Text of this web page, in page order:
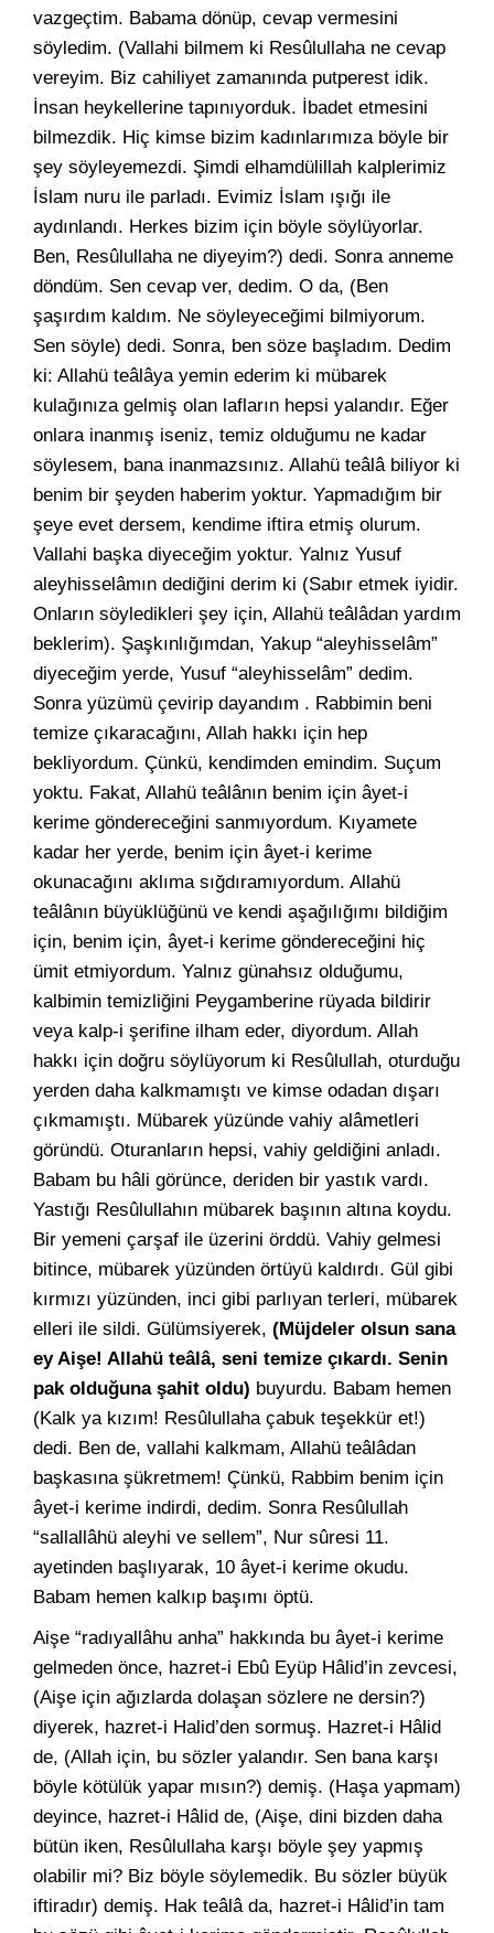
vazgeçtim. Babama dönüp, cevap vermesini
söyledim. (Vallahi bilmem ki Resûlullaha ne cevap
vereyim. Biz cahiliyet zamanında putperest idik.
İnsan heykellerine tapınıyorduk. İbadet etmesini
bilmezdik. Hiç kimse bizim kadınlarımıza böyle bir
şey söyleyemezdi. Şimdi elhamdülillah kalplerimiz
İslam nuru ile parladı. Evimiz İslam ışığı ile
aydınlandı. Herkes bizim için böyle söylüyorlar.
Ben, Resûlullaha ne diyeyim?) dedi. Sonra anneme
döndüm. Sen cevap ver, dedim. O da, (Ben
şaşırdım kaldım. Ne söyleyeceğimi bilmiyorum.
Sen söyle) dedi. Sonra, ben söze başladım. Dedim
ki: Allahü teâlâya yemin ederim ki mübarek
kulağınıza gelmiş olan lafların hepsi yalandır. Eğer
onlara inanmış iseniz, temiz olduğumu ne kadar
söylesem, bana inanmazsınız. Allahü teâlâ biliyor ki
benim bir şeyden haberim yoktur. Yapmadığım bir
şeye evet dersem, kendime iftira etmiş olurum.
Vallahi başka diyeceğim yoktur. Yalnız Yusuf
aleyhisselâmın dediğini derim ki (Sabır etmek iyidir.
Onların söyledikleri şey için, Allahü teâlâdan yardım
beklerim). Şaşkınlığımdan, Yakup “aleyhisselâm”
diyeceğim yerde, Yusuf “aleyhisselâm” dedim.
Sonra yüzümü çevirip dayandım . Rabbimin beni
temize çıkaracağını, Allah hakkı için hep
bekliyordum. Çünkü, kendimden emindim. Suçum
yoktu. Fakat, Allahü teâlânın benim için âyet-i
kerime göndereceğini sanmıyordum. Kıyamete
kadar her yerde, benim için âyet-i kerime
okunacağını aklıma sığdıramıyordum. Allahü
teâlânın büyüklüğünü ve kendi aşağılığımı bildiğim
için, benim için, âyet-i kerime göndereceğini hiç
ümit etmiyordum. Yalnız günahsız olduğumu,
kalbimin temizliğini Peygamberine rüyada bildirir
veya kalp-i şerifine ilham eder, diyordum. Allah
hakkı için doğru söylüyorum ki Resûlullah, oturduğu
yerden daha kalkmamıştı ve kimse odadan dışarı
çıkmamıştı. Mübarek yüzünde vahiy alâmetleri
göründü. Oturanların hepsi, vahiy geldiğini anladı.
Babam bu hâli görünce, deriden bir yastık vardı.
Yastığı Resûlullahın mübarek başının altına koydu.
Bir yemeni çarşaf ile üzerini örddü. Vahiy gelmesi
bitince, mübarek yüzünden örtüyü kaldırdı. Gül gibi
kırmızı yüzünden, inci gibi parlıyan terleri, mübarek
elleri ile sildi. Gülümsiyerek, (Müjdeler olsun sana
ey Aişe! Allahü teâlâ, seni temize çıkardı. Senin
pak olduğuna şahit oldu) buyurdu. Babam hemen
(Kalk ya kızım! Resûlullaha çabuk teşekkür et!)
dedi. Ben de, vallahi kalkmam, Allahü teâlâdan
başkasına şükretmem! Çünkü, Rabbim benim için
âyet-i kerime indirdi, dedim. Sonra Resûlullah
“sallallâhü aleyhi ve sellem”, Nur sûresi 11.
ayetinden başlıyarak, 10 âyet-i kerime okudu.
Babam hemen kalkıp başımı öptü.
Aişe “radıyallâhu anha” hakkında bu âyet-i kerime
gelmeden önce, hazret-i Ebû Eyüp Hâlid’in zevcesi,
(Aişe için ağızlarda dolaşan sözlere ne dersin?)
diyerek, hazret-i Halid’den sormuş. Hazret-i Hâlid
de, (Allah için, bu sözler yalandır. Sen bana karşı
böyle kötülük yapar mısın?) demiş. (Haşa yapmam)
deyince, hazret-i Hâlid de, (Aişe, dini bizden daha
bütün iken, Resûlullaha karşı böyle şey yapmış
olabilir mi? Biz böyle söylemedik. Bu sözler büyük
iftiradır) demiş. Hak teâlâ da, hazret-i Hâlid’in tam